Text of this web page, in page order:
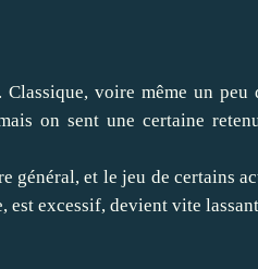
voire même un peu
on sent une certaine
et le jeu de certains
excessif, devient vite